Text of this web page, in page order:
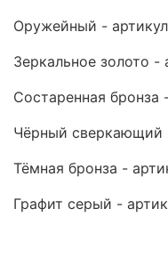
Оружейный -
Зеркальное золото -
Состаренная бронза
Чёрный сверкающий
Тёмная бронза -
Графит серый -